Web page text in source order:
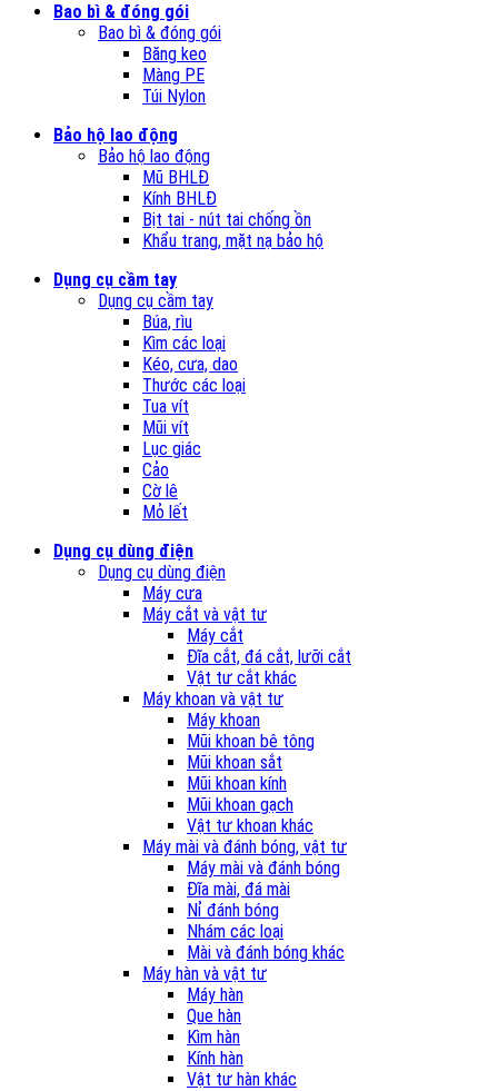
Bao bì & đóng gói
Bao bì & đóng gói
Băng keo
Màng PE
Túi Nylon
Bảo hộ lao động
Bảo hộ lao động
Mũ BHLĐ
Kính BHLĐ
Bịt tai - nút tai chống ồn
Khẩu trang, mặt nạ bảo hộ
Dụng cụ cầm tay
Dụng cụ cầm tay
Búa, rìu
Kìm các loại
Kéo, cưa, dao
Thước các loại
Tua vít
Mũi vít
Lục giác
Cảo
Cờ lê
Mỏ lết
Dụng cụ dùng điện
Dụng cụ dùng điện
Máy cưa
Máy cắt và vật tư
Máy cắt
Đĩa cắt, đá cắt, lưỡi cắt
Vật tư cắt khác
Máy khoan và vật tư
Máy khoan
Mũi khoan bê tông
Mũi khoan sắt
Mũi khoan kính
Mũi khoan gạch
Vật tư khoan khác
Máy mài và đánh bóng, vật tư
Máy mài và đánh bóng
Đĩa mài, đá mài
Nỉ đánh bóng
Nhám các loại
Mài và đánh bóng khác
Máy hàn và vật tư
Máy hàn
Que hàn
Kìm hàn
Kính hàn
Vật tư hàn khác